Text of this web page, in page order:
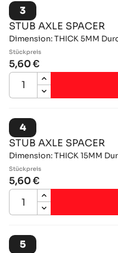
3
STUB AXLE SPACER
Dimension: THICK 5MM
Stückpreis
5,60 €
4
STUB AXLE SPACER
Dimension: THICK 15MM
Stückpreis
5,60 €
5